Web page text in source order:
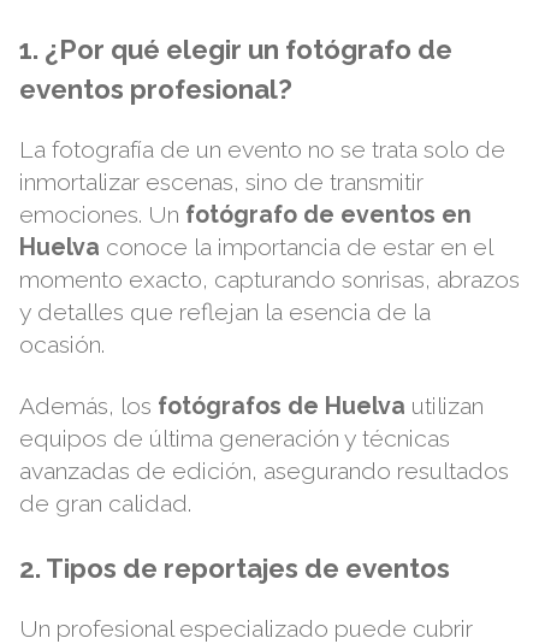
1. ¿Por qué elegir un fotógrafo de
eventos profesional?
La fotografía de un evento no se trata solo de
inmortalizar escenas, sino de transmitir
emociones. Un fotógrafo de eventos en
Huelva conoce la importancia de estar en el
momento exacto, capturando sonrisas, abrazos
y detalles que reflejan la esencia de la
ocasión.
Además, los fotógrafos de Huelva utilizan
equipos de última generación y técnicas
avanzadas de edición, asegurando resultados
de gran calidad.
2. Tipos de reportajes de eventos
Un profesional especializado puede cubrir